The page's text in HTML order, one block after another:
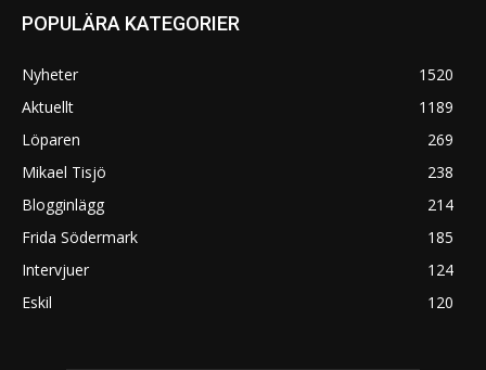
POPULÄRA KATEGORIER
Nyheter
1520
Aktuellt
1189
Löparen
269
Mikael Tisjö
238
Blogginlägg
214
Frida Södermark
185
Intervjuer
124
Eskil
120